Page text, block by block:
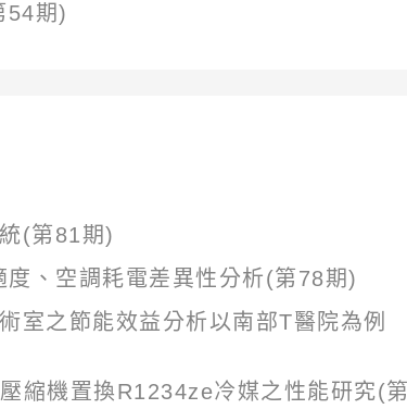
54期)
(第81期)
、空調耗電差異性分析(第78期)
室之節能效益分析以南部T醫院為例
縮機置換R1234ze冷媒之性能研究(第